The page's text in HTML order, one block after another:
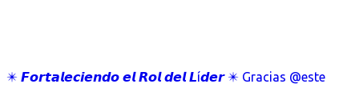
✴️ 𝙁𝙤𝙧𝙩𝙖𝙡𝙚𝙘𝙞𝙚𝙣𝙙𝙤 𝙚𝙡 𝙍𝙤𝙡 𝙙𝙚𝙡 𝙇í𝙙𝙚𝙧 ✴️ Gracias @este